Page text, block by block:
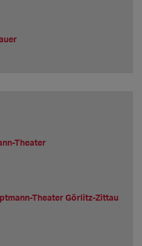
Theater
Theater Görlitz-Zittau